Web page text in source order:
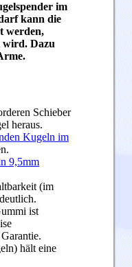
im
kann die
werden,
wird. Dazu
Schieber
heraus.
Kugeln im
9,5mm
(im
ist
hält eine